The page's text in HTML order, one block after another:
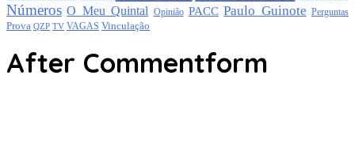
Números O Meu Quintal Opinião PACC Paulo Guinote Perguntas
Prova QZP TV VAGAS Vinculação
After Commentform